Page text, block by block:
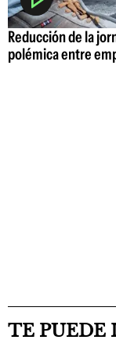
Reducción de la
polémica entre
TE PUEDE